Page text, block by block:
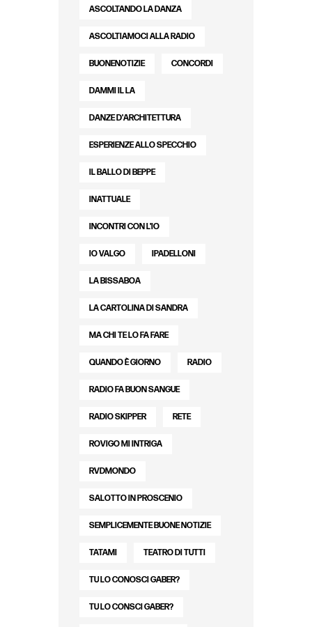
ASCOLTANDO LA DANZA
ASCOLTIAMOCI ALLA RADIO
BUONENOTIZIE CONCORDI
DAMMI IL LA
DANZE D'ARCHITETTURA
ESPERIENZE ALLO SPECCHIO
IL BALLO DI BEPPE
INATTUALE
INCONTRI CON L'IO
IO VALGO IPADELLONI
LA BISSABOA
LA CARTOLINA DI SANDRA
MA CHI TE LO FA FARE
QUANDO È GIORNO RADIO
RADIO FA BUON SANGUE
RADIO SKIPPER RETE
ROVIGO MI INTRIGA
RVDMONDO
SALOTTO IN PROSCENIO
SEMPLICEMENTE BUONE NOTIZIE
TATAMI TEATRO DI TUTTI
TU LO CONOSCI GABER?
TU LO CONSCI GABER?